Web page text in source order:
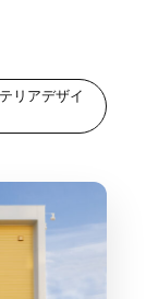
リアデザイ